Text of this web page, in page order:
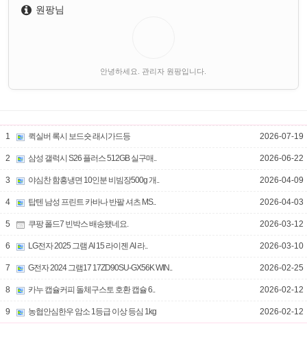
원팡님
안녕하세요. 관리자 원팡입니다.
1 퀵실버 록시 보드숏 래시가드등 2026-07-19
2 삼성 갤럭시 S26 플러스 512GB 실구매.. 2026-06-22
3 야심찬 함흥냉면 10인분 비빔장500g 개.. 2026-04-09
4 탑텐 남성 프린트 카바나 반팔 셔츠 MS.. 2026-04-03
5 쿠팡 폴드7 빈박스 배송됐네요. 2026-03-12
6 LG전자 2025 그램 AI 15 라이젠 AI 라.. 2026-03-10
7 G전자 2024 그램17 17ZD90SU-GX56K WIN.. 2026-02-25
8 카누 캡슐커피 돌체구스토 호환 캡슐 6.. 2026-02-12
9 농협안심한우 암소 1등급 이상 등심 1kg 2026-02-12